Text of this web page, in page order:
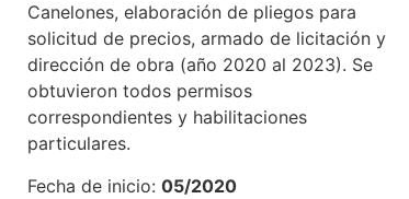
Canelones, elaboración de pliegos para
solicitud de precios, armado de licitación y
dirección de obra (año 2020 al 2023). Se
obtuvieron todos permisos
correspondientes y habilitaciones
particulares.
Fecha de inicio: 05/2020